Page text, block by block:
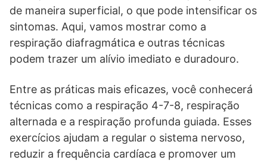
de maneira superficial, o que pode intensificar os
sintomas. Aqui, vamos mostrar como a
respiração diafragmática e outras técnicas
podem trazer um alívio imediato e duradouro.
Entre as práticas mais eficazes, você conhecerá
técnicas como a respiração 4-7-8, respiração
alternada e a respiração profunda guiada. Esses
exercícios ajudam a regular o sistema nervoso,
reduzir a frequência cardíaca e promover um